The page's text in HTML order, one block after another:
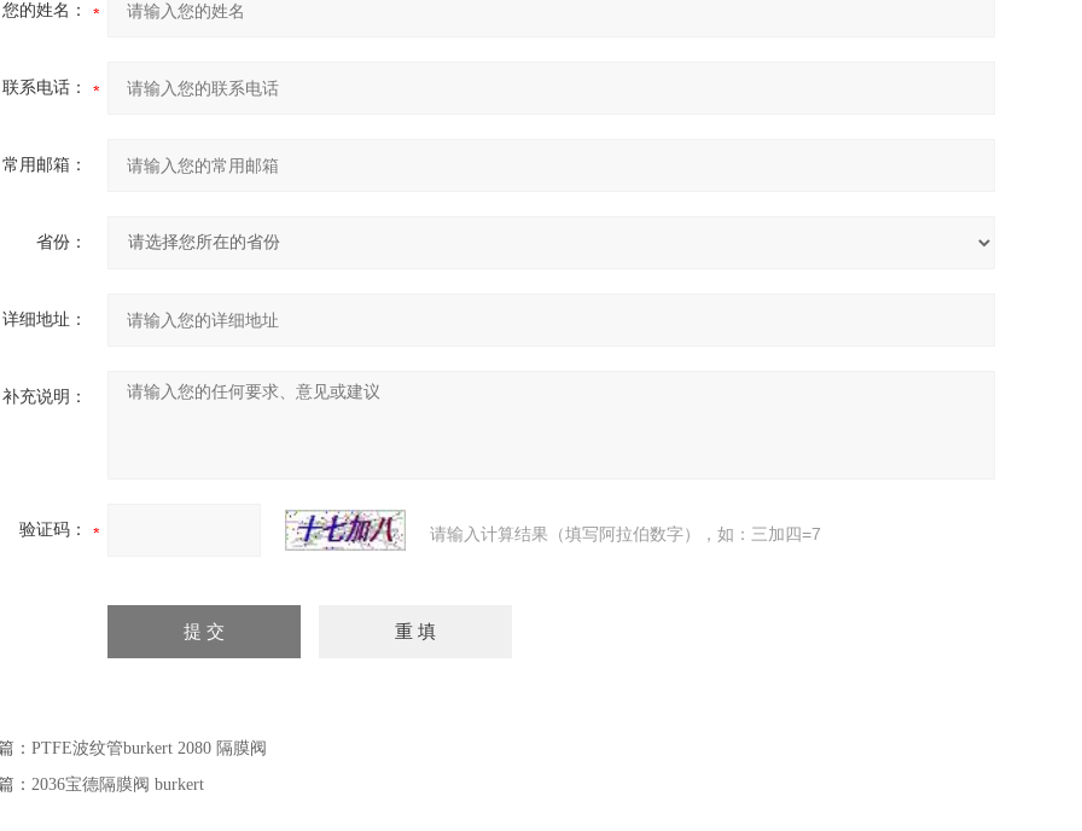
您的姓名：
联系电话：
常用邮箱：
省份：
详细地址：
补充说明：
验证码： 请输入计算结果（填写阿拉伯数字），如：三加四=7
： PTFE波纹管burkert 2080 隔膜阀
： 2036宝德隔膜阀 burkert